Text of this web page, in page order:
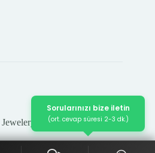
Tüm Hakları Saklıdır
Sorularınızı bize iletin
(ort. cevap süresi 2-3 dk.)